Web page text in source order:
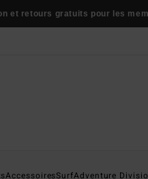
et retours gratuits pour les
AccessoiresSurfAdventure